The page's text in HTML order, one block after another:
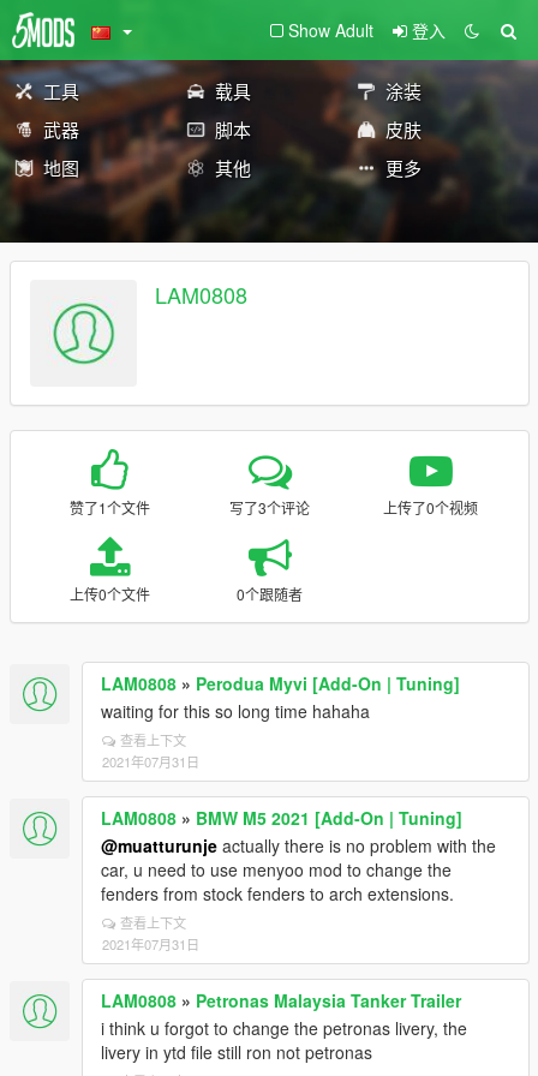
Show Adult 登入
工具 载具
涂装
武器
脚本
皮肤
地图
其他 更多
LAM0808
赞了1个文件 写了3个评论 上传了0个视频
上传0个文件 0个跟随者
LAM0808 » Perodua Myvi [Add-On | Tuning]
waiting for this so long time hahaha
查看上下文
2021年07月31日
LAM0808 » BMW M5 2021 [Add-On | Tuning]
@muatturunje actually there is no problem with the
car, u need to use menyoo mod to change the
fenders from stock fenders to arch extensions.
查看上下文
2021年07月31日
LAM0808 » Petronas Malaysia Tanker Trailer
i think u forgot to change the petronas livery, the
livery in ytd file still ron not petronas